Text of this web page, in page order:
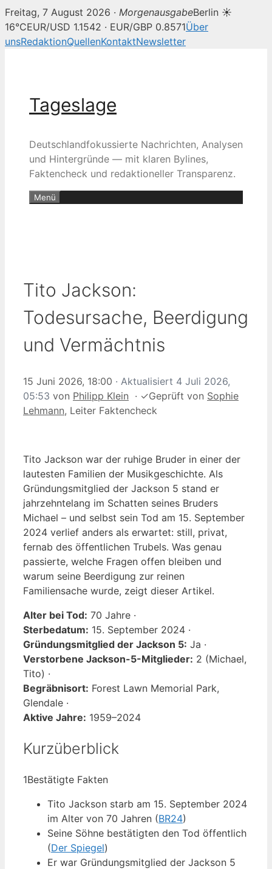
Freitag, 7 August 2026 · MorgenausgabeBerlin ☀
16°CEUR/USD 1.1542 · EUR/GBP 0.8571Über
unsRedaktionQuellenKontaktNewsletter
Tageslage
Deutschlandfokussierte Nachrichten, Analysen
und Hintergründe — mit klaren Bylines,
Faktencheck und redaktioneller Transparenz.
Menü
Tito Jackson:
Todesursache, Beerdigung
und Vermächtnis
15 Juni 2026, 18:00 · Aktualisiert 4 Juli 2026,
05:53 von Philipp Klein · ✓Geprüft von Sophie
Lehmann, Leiter Faktencheck
Tito Jackson war der ruhige Bruder in einer der
lautesten Familien der Musikgeschichte. Als
Gründungsmitglied der Jackson 5 stand er
jahrzehntelang im Schatten seines Bruders
Michael – und selbst sein Tod am 15. September
2024 verlief anders als erwartet: still, privat,
fernab des öffentlichen Trubels. Was genau
passierte, welche Fragen offen bleiben und
warum seine Beerdigung zur reinen
Familiensache wurde, zeigt dieser Artikel.
Alter bei Tod: 70 Jahre ·
Sterbedatum: 15. September 2024 ·
Gründungsmitglied der Jackson 5: Ja ·
Verstorbene Jackson-5-Mitglieder: 2 (Michael,
Tito) ·
Begräbnisort: Forest Lawn Memorial Park,
Glendale ·
Aktive Jahre: 1959–2024
Kurzüberblick
1Bestätigte Fakten
Tito Jackson starb am 15. September 2024
im Alter von 70 Jahren (BR24)
Seine Söhne bestätigten den Tod öffentlich
(Der Spiegel)
Er war Gründungsmitglied der Jackson 5